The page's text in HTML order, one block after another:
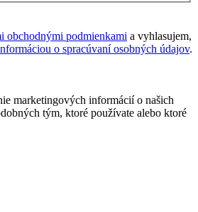
obchodnými podmienkami a vyhlasujem,
o spracúvaní osobných údajov.
marketingových informácií o našich
tým, ktoré používate alebo ktoré